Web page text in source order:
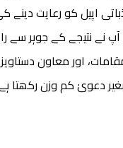
اپیل کو رعایت دینے
نے نتیجے کے جوہر سے
اور معاون
دعویٰ کم وزن رکھتا